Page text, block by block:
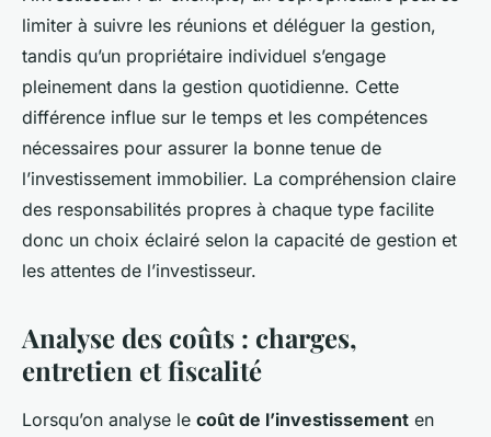
limiter à suivre les réunions et déléguer la gestion,
tandis qu’un propriétaire individuel s’engage
pleinement dans la gestion quotidienne. Cette
différence influe sur le temps et les compétences
nécessaires pour assurer la bonne tenue de
l’investissement immobilier. La compréhension claire
des responsabilités propres à chaque type facilite
donc un choix éclairé selon la capacité de gestion et
les attentes de l’investisseur.
Analyse des coûts : charges,
entretien et fiscalité
Lorsqu’on analyse le coût de l’investissement en